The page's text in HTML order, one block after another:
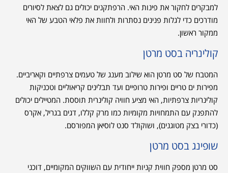
למבקרים לחקור את פינות האי. הרפתקנים יכולים גם לצאת לסיורים
מודרכים כדי לגלות פנינים נסתרות ולחוות את פלאי הטבע של האי
ממקור ראשון.
קולינריה בסט מרטן
המטבח של סט מרטן הוא שילוב מענג של טעמים צרפתיים וקאריביים.
מפירות ים טריים ופירות טרופיים ועד תבלינים קריאוליים וטכניקות
קולינריות צרפתיות, האי מציע חוויה קולינרית תוססת. המטיילים יכולים
להתפנק עם התמחויות מקומיות כמו מרק קללו, דגים בגריל, אקרס
(כדורי בצק מטוגנים), ושוקולד סנט לוסיאן המפורסם.
שופינג בסט מרטן
סט מרטן מספק חווית קניות ייחודית עם השווקים המקומיים, דוכני